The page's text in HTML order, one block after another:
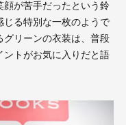
顔が苦手だったという鈴
じる特別な一枚のようで
グリーンの衣装は、普段
ントがお気に入りだと語